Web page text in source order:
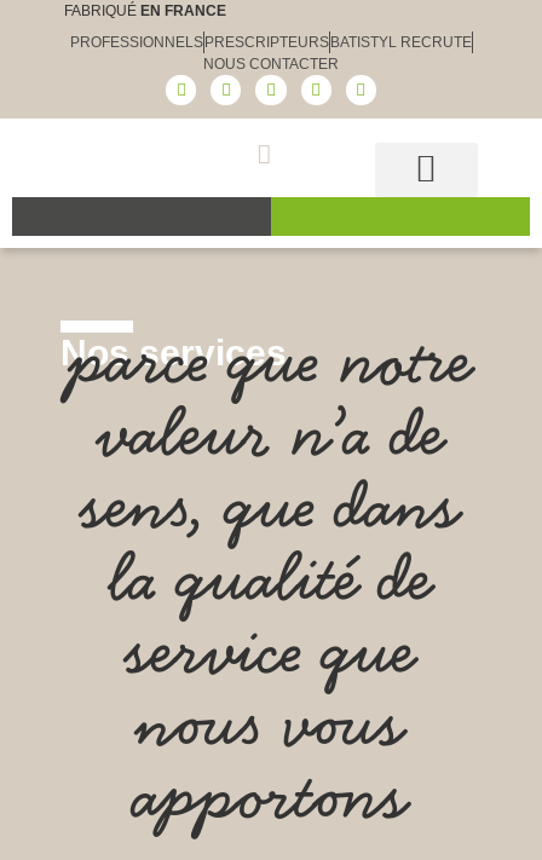
FABRIQUÉ EN FRANCE
PROFESSIONNELS PRESCRIPTEURS BATISTYL RECRUTE
NOUS CONTACTER
Nos services
parce que notre
valeur n’a de
sens, que dans
la qualité de
service que
nous vous
apportons